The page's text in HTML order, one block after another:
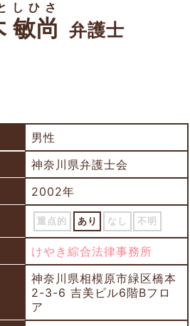
敏尚
しひさ
弁護士
男性
神奈川県弁護士会
2002年
重点的 あり なし 不明
けやき綜合法律事務所
神奈川県相模原市緑区橋本
2-3-6 吉美ビル6階Bフロ
ア